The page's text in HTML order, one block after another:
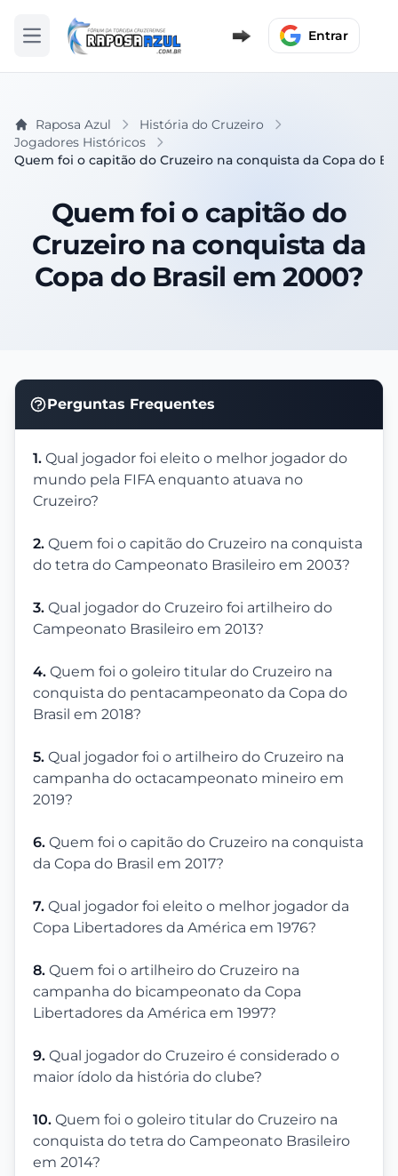
Abrir menu Entrar
Raposa Azul
História do Cruzeiro
Jogadores Históricos
Quem foi o capitão do Cruzeiro na conquista da Copa do
Quem foi o capitão do
Cruzeiro na conquista da
Copa do Brasil em 2000?
Perguntas Frequentes
1. Qual jogador foi eleito o melhor jogador do
mundo pela FIFA enquanto atuava no
Cruzeiro?
2. Quem foi o capitão do Cruzeiro na conquista
do tetra do Campeonato Brasileiro em 2003?
3. Qual jogador do Cruzeiro foi artilheiro do
Campeonato Brasileiro em 2013?
4. Quem foi o goleiro titular do Cruzeiro na
conquista do pentacampeonato da Copa do
Brasil em 2018?
5. Qual jogador foi o artilheiro do Cruzeiro na
campanha do octacampeonato mineiro em
2019?
6. Quem foi o capitão do Cruzeiro na conquista
da Copa do Brasil em 2017?
7. Qual jogador foi eleito o melhor jogador da
Copa Libertadores da América em 1976?
8. Quem foi o artilheiro do Cruzeiro na
campanha do bicampeonato da Copa
Libertadores da América em 1997?
9. Qual jogador do Cruzeiro é considerado o
maior ídolo da história do clube?
10. Quem foi o goleiro titular do Cruzeiro na
conquista do tetra do Campeonato Brasileiro
em 2014?